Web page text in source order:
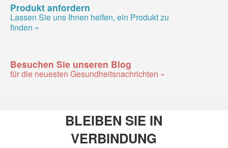
Produkt anfordern
Lassen Sie uns Ihnen helfen, ein Produkt zu
finden »
Besuchen Sie unseren Blog
für die neuesten Gesundheitsnachrichten »
BLEIBEN SIE IN
VERBINDUNG